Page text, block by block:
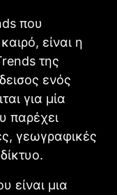
που
είναι η
της
ενός
για μία
παρέχει
γεωγραφικές
είναι μια